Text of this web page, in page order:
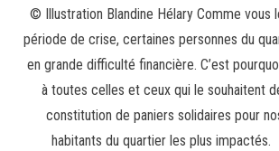
© Illustration Blandine Hélary Comme vous
période de crise, certaines personnes du
en grande difficulté financière. C’est
à toutes celles et ceux qui le souhaitent
constitution de paniers solidaires pour
habitants du quartier les plus impactés.